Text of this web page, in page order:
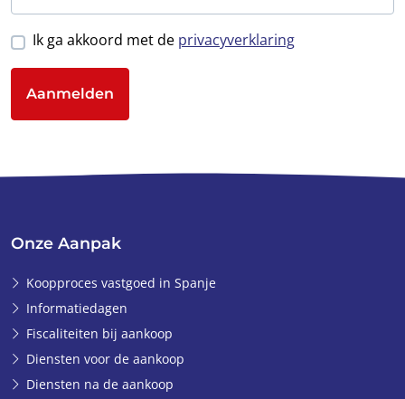
Ik ga akkoord met de privacyverklaring
Aanmelden
Onze Aanpak
Koopproces vastgoed in Spanje
Informatiedagen
Fiscaliteiten bij aankoop
Diensten voor de aankoop
Diensten na de aankoop